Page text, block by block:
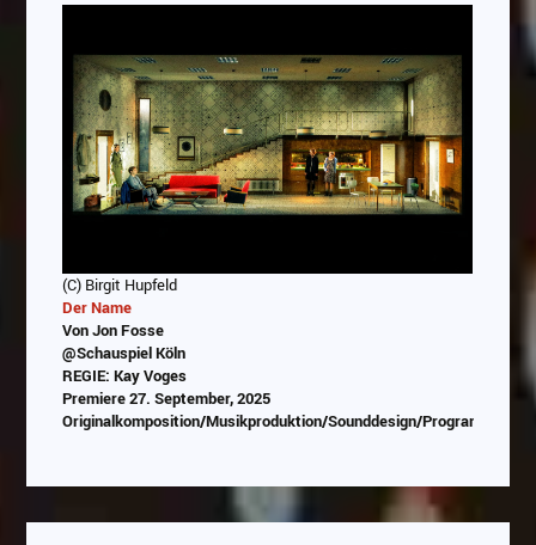
(C) Birgit Hupfeld
Der Name
Von Jon Fosse
@Schauspiel Köln
REGIE: Kay Voges
Premiere 27. September, 2025
Originalkomposition/Musikproduktion/Sounddesign/
Abspielen